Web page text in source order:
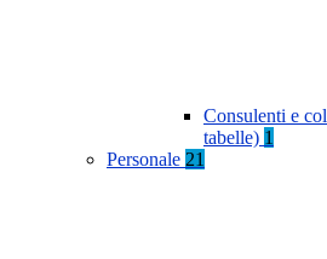
Consulenti e
tabelle) 1
Personale 21